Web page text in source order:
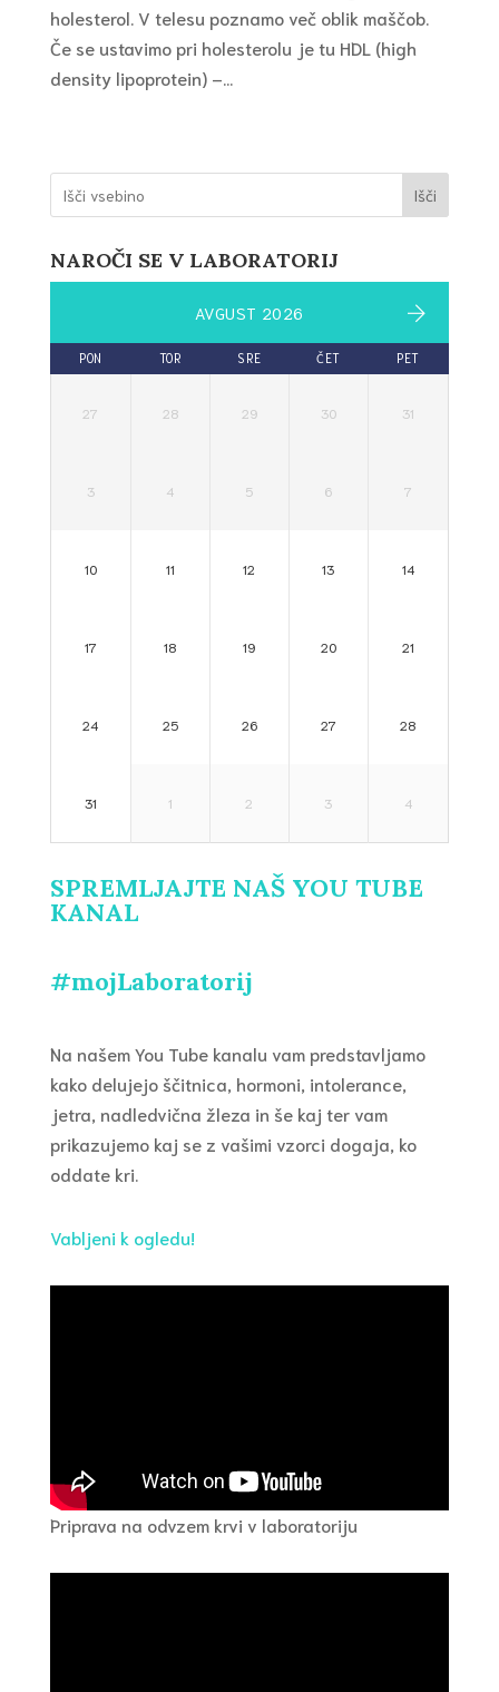
holesterol. V telesu poznamo več oblik maščob.
Če se ustavimo pri holesterolu je tu HDL (high
density lipoprotein) –...
Išči
NAROČI SE V LABORATORIJ
AVGUST 2026
PON TOR SRE ČET PET
27 28 29 30 31
3 4 5 6 7
10 11 12 13 14
17 18 19 20 21
24 25 26 27 28
31 1 2 3 4
SPREMLJAJTE NAŠ YOU TUBE
KANAL
#mojLaboratorij
Na našem You Tube kanalu vam predstavljamo
kako delujejo ščitnica, hormoni, intolerance,
jetra, nadledvična žleza in še kaj ter vam
prikazujemo kaj se z vašimi vzorci dogaja, ko
oddate kri.
Vabljeni k ogledu!
Priprava na odvzem krvi v laboratoriju